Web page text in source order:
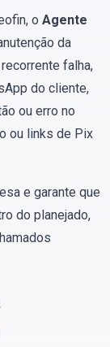
o Agente
da
falha,
do cliente,
ou erro no
ou links de Pix
e garante que
do planejado,